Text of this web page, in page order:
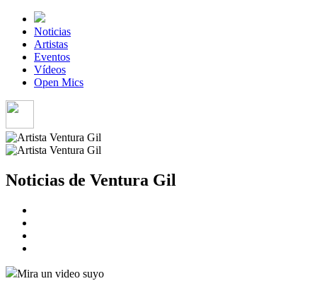
Noticias
Artistas
Eventos
Vídeos
Open Mics
Noticias de Ventura Gil
Mira un video suyo